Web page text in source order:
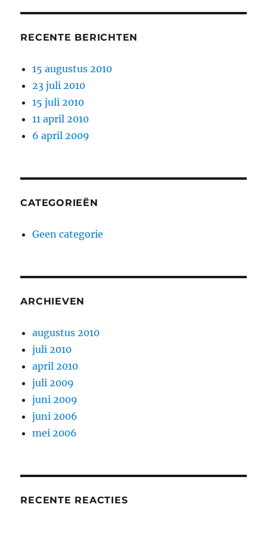
RECENTE BERICHTEN
15 augustus 2010
23 juli 2010
15 juli 2010
11 april 2010
6 april 2009
CATEGORIEËN
Geen categorie
ARCHIEVEN
augustus 2010
juli 2010
april 2010
juli 2009
juni 2009
juni 2006
mei 2006
RECENTE REACTIES